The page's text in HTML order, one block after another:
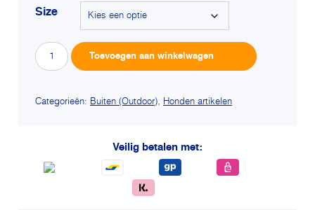
Size
Brightkins
smarty
clicker
Toevoegen aan winkelwagen
Categorieën: Buiten (Outdoor), Honden artikelen
Veilig betalen met: